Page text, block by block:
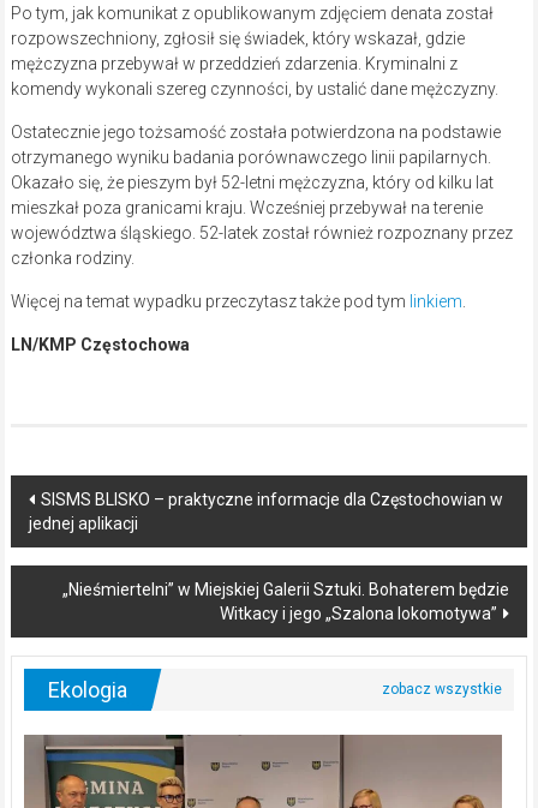
Po tym, jak komunikat z opublikowanym zdjęciem denata został
rozpowszechniony, zgłosił się świadek, który wskazał, gdzie
mężczyzna przebywał w przeddzień zdarzenia. Kryminalni z
komendy wykonali szereg czynności, by ustalić dane mężczyzny.
Ostatecznie jego tożsamość została potwierdzona na podstawie
otrzymanego wyniku badania porównawczego linii papilarnych.
Okazało się, że pieszym był 52-letni mężczyzna, który od kilku lat
mieszkał poza granicami kraju. Wcześniej przebywał na terenie
województwa śląskiego. 52-latek został również rozpoznany przez
członka rodziny.
Więcej na temat wypadku przeczytasz także pod tym linkiem
LN/KMP Częstochowa
Post
navigation
SISMS BLISKO – praktyczne informacje dla Częstochowian w
jednej aplikacji
„Nieśmiertelni” w Miejskiej Galerii Sztuki. Bohaterem będzie
Witkacy i jego „Szalona lokomotywa”
Ekologia